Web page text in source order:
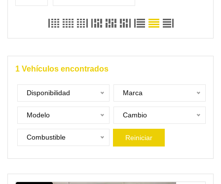
1 Vehículos encontrados
Disponibilidad Marca
Modelo Cambio
Combustible Reiniciar